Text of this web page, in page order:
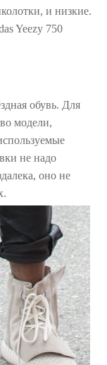
и низкие.
Yeezy 750
обувь. Для
модели,
не надо
оно не